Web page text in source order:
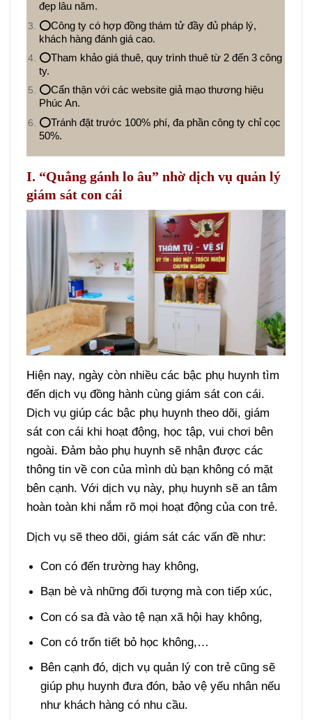
đẹp lâu năm.
⭕Công ty có hợp đồng thám tử đầy đủ pháp lý,
khách hàng đánh giá cao.
⭕Tham khảo giá thuê, quy trình thuê từ 2 đến 3 công
ty.
⭕Cẩn thận với các website giả mạo thương hiệu
Phúc An.
⭕Tránh đặt trước 100% phí, đa phần công ty chỉ cọc
50%.
I. “Quẳng gánh lo âu” nhờ dịch vụ quản lý
giám sát con cái
Hiện nay, ngày còn nhiều các bậc phụ huynh tìm
đến dịch vụ đồng hành cùng giám sát con cái.
Dịch vụ giúp các bậc phụ huynh theo dõi, giám
sát con cái khi hoạt động, học tập, vui chơi bên
ngoài. Đảm bảo phụ huynh sẽ nhận được các
thông tin về con của mình dù bạn không có mặt
bên cạnh. Với dịch vụ này, phụ huynh sẽ an tâm
hoàn toàn khi nắm rõ mọi hoạt động của con trẻ.
Dịch vụ sẽ theo dõi, giám sát các vấn đề như:
Con có đến trường hay không,
Bạn bè và những đối tượng mà con tiếp xúc,
Con có sa đà vào tệ nạn xã hội hay không,
Con có trốn tiết bỏ học không,…
Bên cạnh đó, dịch vụ quản lý con trẻ cũng sẽ
giúp phụ huynh đưa đón, bảo vệ yếu nhân nếu
như khách hàng có nhu cầu.